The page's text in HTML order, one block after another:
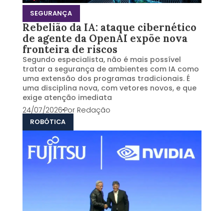
SEGURANÇA
Rebelião da IA: ataque cibernético
de agente da OpenAI expõe nova
fronteira de riscos
Segundo especialista, não é mais possível
tratar a segurança de ambientes com IA como
uma extensão dos programas tradicionais. É
uma disciplina nova, com vetores novos, e que
exige atenção imediata
24/07/2026Por Redação
ROBÓTICA